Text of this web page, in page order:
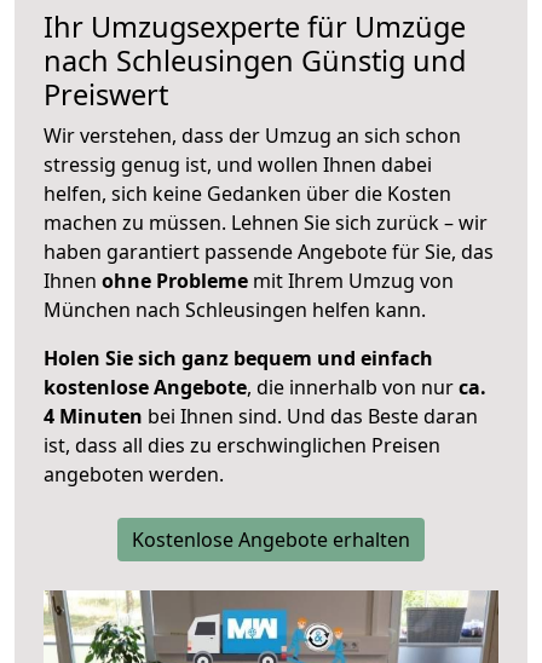
Ihr Umzugsexperte für Umzüge
nach Schleusingen Günstig und
Preiswert
Wir verstehen, dass der Umzug an sich schon
stressig genug ist, und wollen Ihnen dabei
helfen, sich keine Gedanken über die Kosten
machen zu müssen. Lehnen Sie sich zurück – wir
haben garantiert passende Angebote für Sie, das
Ihnen ohne Probleme mit Ihrem Umzug von
München nach Schleusingen helfen kann.
Holen Sie sich ganz bequem und einfach
kostenlose Angebote, die innerhalb von nurca.
4 Minuten bei Ihnen sind. Und das Beste daran
ist, dass all dies zu erschwinglichen Preisen
angeboten werden.
Kostenlose Angebote erhalten